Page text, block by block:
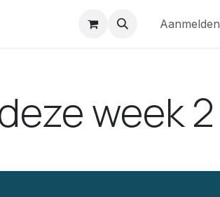
Aanmelden
week 2